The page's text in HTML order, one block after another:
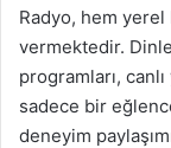
Radyo, hem yerel
vermektedir.
programları,
sadece bir
deneyim